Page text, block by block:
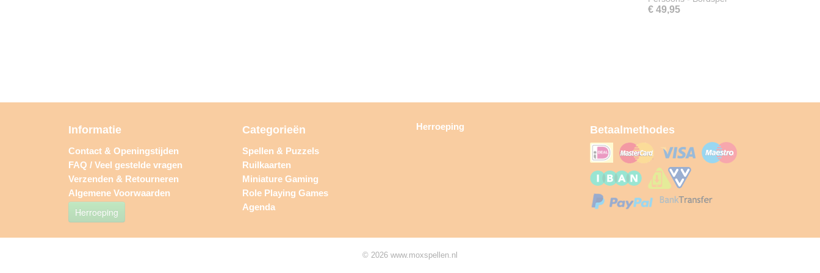
€ 49,95
Informatie
Contact & Openingstijden
FAQ / Veel gestelde vragen
Verzenden & Retourneren
Algemene Voorwaarden
Herroeping
Categorieën
Spellen & Puzzels
Ruilkaarten
Miniature Gaming
Role Playing Games
Agenda
Herroeping Betaalmethodes
© 2026 www.moxspellen.nl